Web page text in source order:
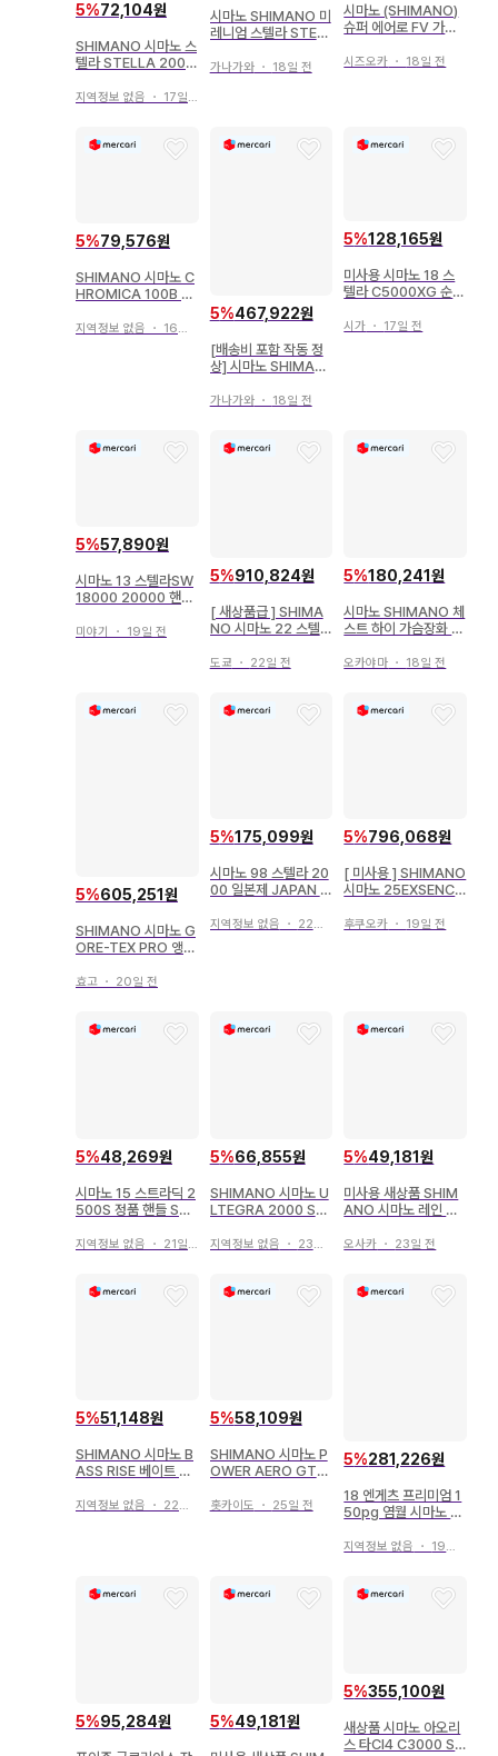
5%72,104원
SHIMANO 시마노 스
텔라 STELLA 2000
지역정보 없음 ・ 17일 전
시마노 SHIMANO 미
레니엄 스텔라 STELL
가나가와・ 18일 전
시마노 (SHIMANO)
슈퍼 에어로 FV 가는
시즈오카 ・ 18일 전
5%79,576원
SHIMANO 시마노 C
HROMICA 100B 베
함
지역정보 없음 ・ 16일 전
5%467,922원
[배송비 포함 작동 정
상] 시마노 SHIMAN
G
가나가와・ 18일 전
5%128,165원
미사용 시마노 18 스
텔라 C5000XG 순정
시가 ・ 17일 전
5%57,890원
시마노 13 스텔라SW
18000 20000 핸들
미야기 ・ 19일 전
5%910,824원
[ 새상품급 ] SHIMA
NO 시마노 22 스텔라
도쿄 ・ 22일 전
5%180,241원
시마노 SHIMANO 체
스트 하이 가슴장화 F
오카야마 ・ 18일 전
5%605,251원
SHIMANO 시마노 G
ORE-TEX PRO 앵글
효고 ・ 20일 전
5%175,099원
시마노 98 스텔라 20
00 일본제 JAPAN S
지역정보 없음 ・ 22일 전
5%796,068원
[ 미사용 ] SHIMANO
시마노 25EXSENCE
후쿠오카 ・ 19일 전
5%48,269원
시마노 15 스트라딕 2
500S 정품 핸들 SHI
지역정보 없음 ・ 21일 전
5%66,855원
SHIMANO 시마노 U
LTEGRA 2000 SC
지역정보 없음 ・ 23일 전
5%49,181원
미사용 새상품 SHIM
ANO 시마노 레인 버
오사카 ・ 23일 전
5%51,148원
SHIMANO 시마노 B
ASS RISE 베이트 낚
포함
지역정보 없음 ・ 22일 전
5%58,109원
SHIMANO 시마노 P
OWER AERO GT6
홋카이도 ・ 25일 전
5%281,226원
18 엔게츠 프리미엄 1
50pg 염월 시마노 S
지역정보 없음 ・ 19일 전
5%95,284원 5%49,181원
5%355,100원
새상품 시마노 아오리
스 타CI4 C3000 SH